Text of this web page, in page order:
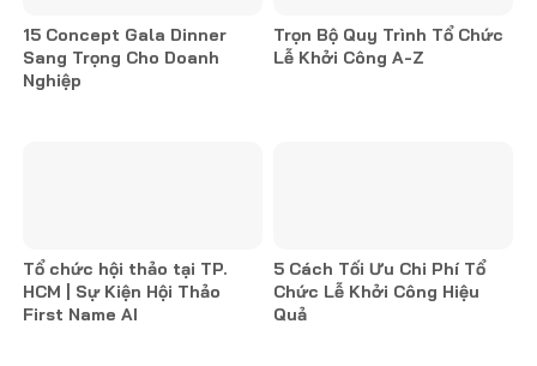
15 Concept Gala Dinner
Sang Trọng Cho Doanh
Nghiệp
Trọn Bộ Quy Trình Tổ Chức
Lễ Khởi Công A-Z
Tổ chức hội thảo tại TP.
HCM | Sự Kiện Hội Thảo
First Name AI
5 Cách Tối Ưu Chi Phí Tổ
Chức Lễ Khởi Công Hiệu
Quả